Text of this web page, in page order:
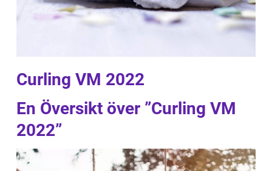
Curling VM 2022
En Översikt över ”Curling VM
2022”